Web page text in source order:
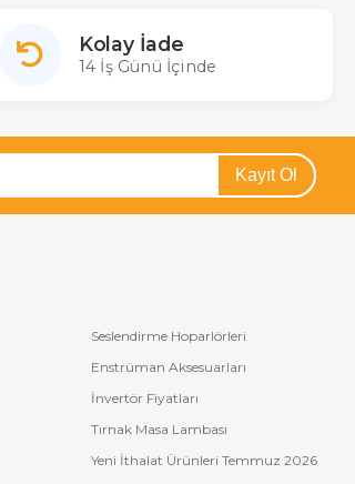
Kolay İade
14 İş Günü İçinde
Kayıt Ol
Seslendirme Hoparlörleri
Enstrüman Aksesuarları
İnvertör Fiyatları
Tırnak Masa Lambası
Yeni İthalat Ürünleri Temmuz 2026